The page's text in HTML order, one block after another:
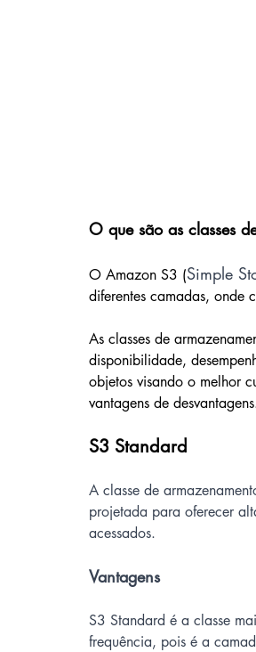
O que são as classes
O Amazon S3 (Simple
diferentes camadas, onde
As classes de
disponibilidade,
objetos visando o melhor
vantagens de
S3 Standard
A classe de
projetada para oferecer
acessados.
Vantagens
S3 Standard é a classe
frequência, pois é a